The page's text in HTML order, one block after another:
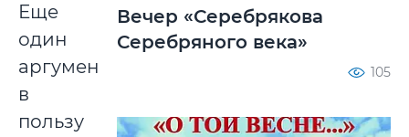
Еще
один
аргумент
в
пользу
Вечер «Серебрякова
Серебряного века»
105